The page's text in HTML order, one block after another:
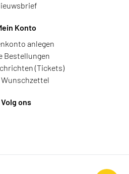
Konto
anlegen
Bestellungen
(Tickets)
Wunschzettel
Volg ons